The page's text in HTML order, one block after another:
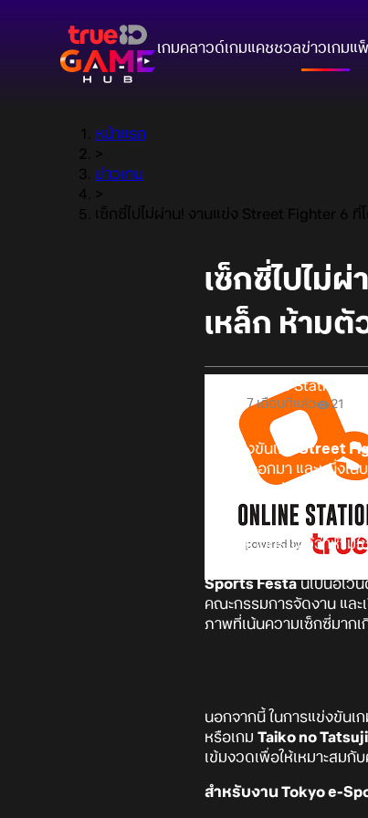
เกมคลาวด์เกมแคชชวลข่าวเกมแ
หน้าแรก
>
ข่าวเกม
>
เซ็กซี่ไปไม่ผ่าน! งานแข่ง Street Fighter 6
เซ็กซี่ไปไม่
เหล็ก ห้ามตั
Online Station
7 เดือนที่แล้ว 21
การแข่งขันเกม Street
แข่งขันออกมา และหนึ่งใ
คอสตูมของตัวละครหญิง
ซึ่งคอสตูมที่ระบุไว้ว่าห้ามใ
ควรระวังเกี่ยวกับตัวละ
Sports Festaนี้เป็นอีเวน
คณะกรรมการจัดงาน และ
ภาพที่เน้นความเซ็กซี่มากเ
นอกจากนี้ ในการแข่งขันเ
หรือเกม Taiko no
เข้มงวดเพื่อให้เหมาะสมกั
สำหรับงานTokyo e-